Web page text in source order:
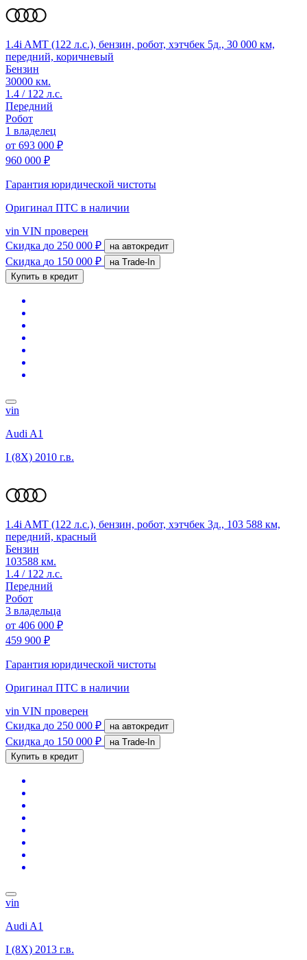
1.4i AMT (122 л.с.), бензин, робот, хэтчбек 5д., 30 000 км,
передний, коричневый
Бензин
30000 км.
1.4 / 122 л.с.
Передний
Робот
1 владелец
от 693 000 ₽
960 000 ₽
Гарантия юридической чистоты
Оригинал ПТС в наличии
vin VIN проверен
Скидка до 250 000 ₽ на автокредит
Скидка до 150 000 ₽
на Trade-In
Купить в кредит
vin
Audi A1
I (8X) 2010 г.в.
1.4i AMT (122 л.с.), бензин, робот, хэтчбек 3д., 103 588 км,
передний, красный
Бензин
103588 км.
1.4 / 122 л.с.
Передний
Робот
3 владельца
от 406 000 ₽
459 900 ₽
Гарантия юридической чистоты
Оригинал ПТС в наличии
vin VIN проверен
Скидка до 250 000 ₽ на автокредит
Скидка до 150 000 ₽
на Trade-In
Купить в кредит
vin
Audi A1
I (8X) 2013 г.в.